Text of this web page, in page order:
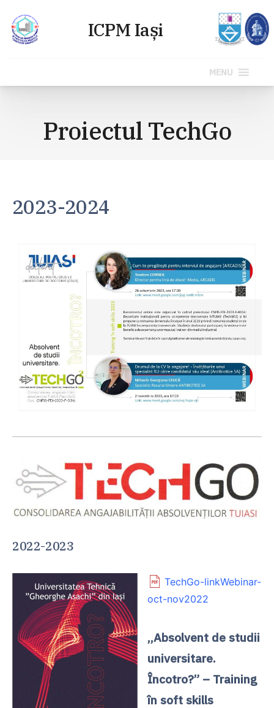
MENU
Proiectul TechGo
2023-2024
2022-2023
TechGo-linkWebinar-
oct-nov2022
,,Absolvent de studii
universitare.
Încotro?” – Training
în soft skills